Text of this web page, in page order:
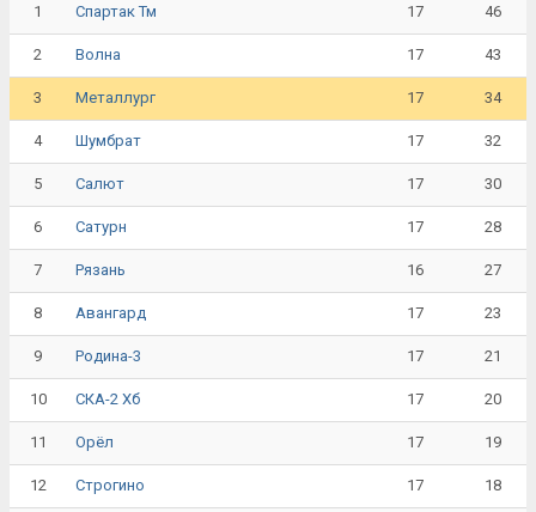
1 Спартак Тм 17 46
2 Волна 17 43
3 Металлург 17 34
4 Шумбрат 17 32
5 Салют 17 30
6 Сатурн 17 28
7 Рязань 16 27
8 Авангард 17 23
9 Родина-3 17 21
10 СКА-2 Хб 17 20
11 Орёл 17 19
12 Строгино 17 18